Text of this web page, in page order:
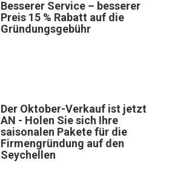
Besserer Service – besserer
Preis 15 % Rabatt auf die
Gründungsgebühr
Der Oktober-Verkauf ist jetzt
AN - Holen Sie sich Ihre
saisonalen Pakete für die
Firmengründung auf den
Seychellen